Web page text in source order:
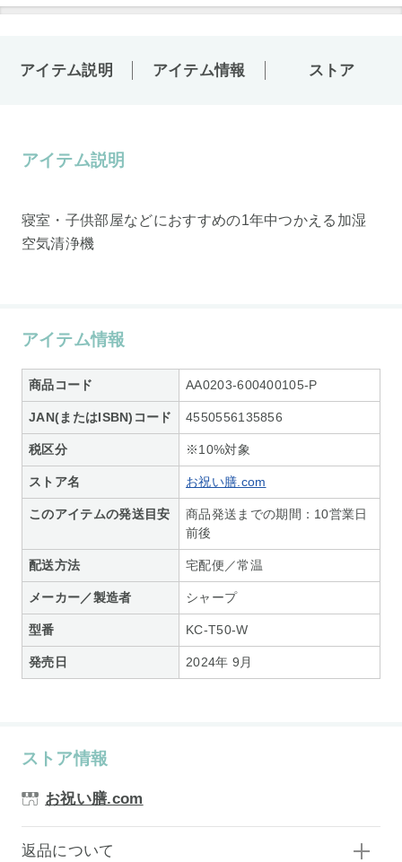
アイテム説明 アイテム情報 ストア
アイテム説明
寝室・子供部屋などにおすすめの1年中つかえる加湿
空気清浄機
アイテム情報
商品コード AA0203-600400105-P
JAN(またはISBN)コード 4550556135856
税区分 ※10%対象
ストア名 お祝い膳.com
このアイテムの発送目安
商品発送までの期間：10営業日
前後
配送方法 宅配便／常温
メーカー／製造者 シャープ
型番 KC-T50-W
発売日 2024年 9月
ストア情報
お祝い膳.com
返品について